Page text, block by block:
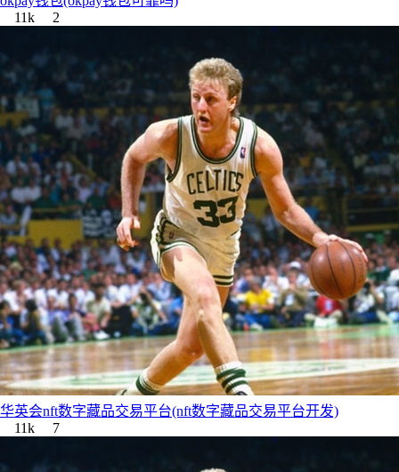
11k
2
华英会nft数字藏品交易平台(nft数字藏品交易平台开发)
11k
7